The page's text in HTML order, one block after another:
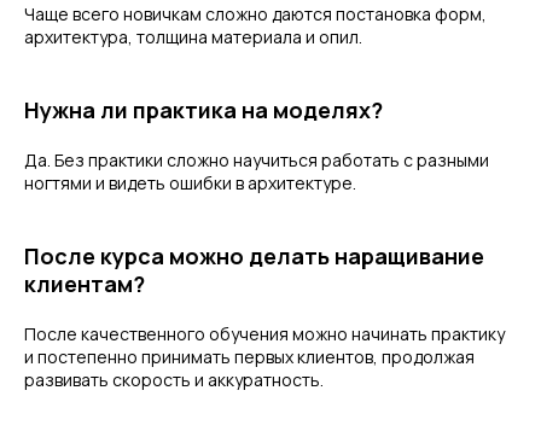
Чаще всего новичкам сложно даются постановка форм,
архитектура, толщина материала и опил.
Нужна ли практика на моделях?
Да. Без практики сложно научиться работать с разными
ногтями и видеть ошибки в архитектуре.
После курса можно делать наращивание
клиентам?
После качественного обучения можно начинать практику
и постепенно принимать первых клиентов, продолжая
развивать скорость и аккуратность.